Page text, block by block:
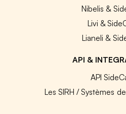
Nibelis &
Livi &
Lianeli &
API &
API
Les SIRH / Systèmes